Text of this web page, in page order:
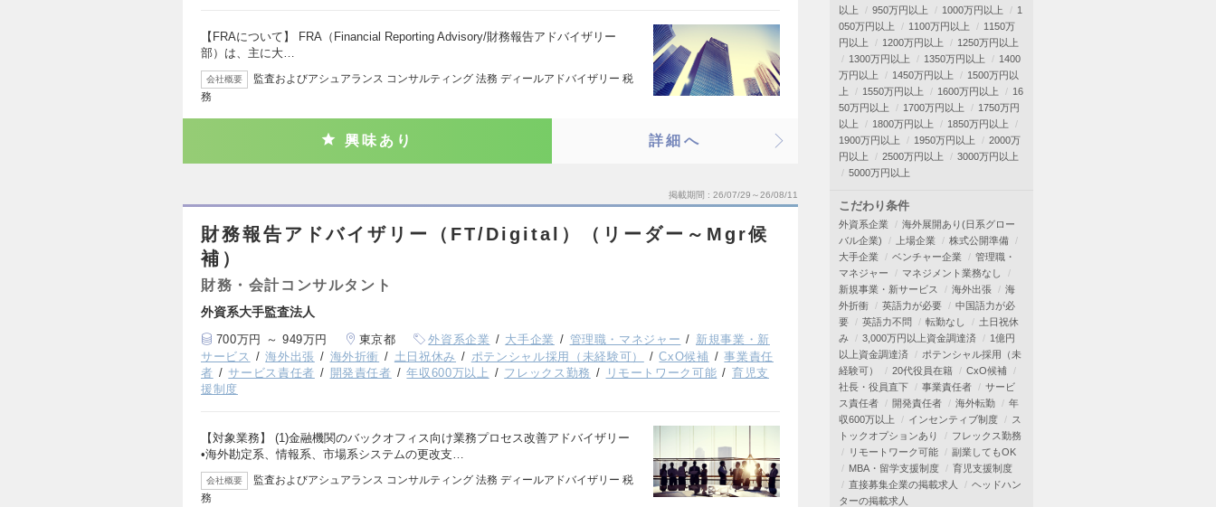
【FRAについて】 FRA（Financial Reporting Advisory/財務報告アドバイザリー
部）は、主に大…
会社概要
監査およびアシュアランス コンサルティング 法務 ディールアドバイザリー 税
務
興味あり 詳細へ
掲載期間 26/07/29～26/08/11
財務報告アドバイザリー（FT/Digital）（リーダー～Mgr候
補）
財務・会計コンサルタント
外資系大手監査法人
700万円 ～ 949万円 東京都 外資系企業 大手企業 管理職・マネジャー
新規事業・新
サービス
海外出張 海外折衝 土日祝休み ポテンシャル採用（未経験可） CxO候補
事業責任
者
サービス責任者 開発責任者 年収600万以上 フレックス勤務 リモートワーク可能
育児支
援制度
【対象業務】 (1)金融機関のバックオフィス向け業務プロセス改善アドバイザリー
•海外勘定系、情報系、市場系システムの更改支…
会社概要
監査およびアシュアランス コンサルティング 法務 ディールアドバイザリー 税
務
以上
950万円以上 1000万円以上
1
050万円以上
1100万円以上
1150万
円以上
1200万円以上
1250万円以上
1300万円以上
1350万円以上
1400
万円以上
1450万円以上
1500万円以
上
1550万円以上 1600万円以上
16
50万円以上
1700万円以上
1750万円
以上
1800万円以上
1850万円以上
1900万円以上
1950万円以上
2000万
円以上
2500万円以上
3000万円以上
5000万円以上
こだわり条件
外資系企業
海外展開あり(日系グロー
バル企業)
上場企業
株式公開準備
大手企業
ベンチャー企業
管理職・
マネジャー
マネジメント業務なし
新規事業・新サービス
海外出張
海
外折衝
英語力が必要
中国語力が必
要
英語力不問 転勤なし
土日祝休
み
3,000万円以上資金調達済
1億円
以上資金調達済
ポテンシャル採用（未
経験可）
20代役員在籍
CxO候補
社長・役員直下
事業責任者
サービ
ス責任者
開発責任者 海外転勤
年
収600万以上
インセンティブ制度
ス
トックオプションあり
フレックス勤務
リモートワーク可能
副業してもOK
MBA・留学支援制度
育児支援制度
直接募集企業の掲載求人
ヘッドハン
ターの掲載求人